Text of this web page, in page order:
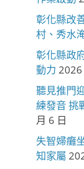
彰化縣改
村、秀水
彰化縣政
動力 2026
聽見推門
練發音 挑
月 6 日
失智婦癱
知家屬